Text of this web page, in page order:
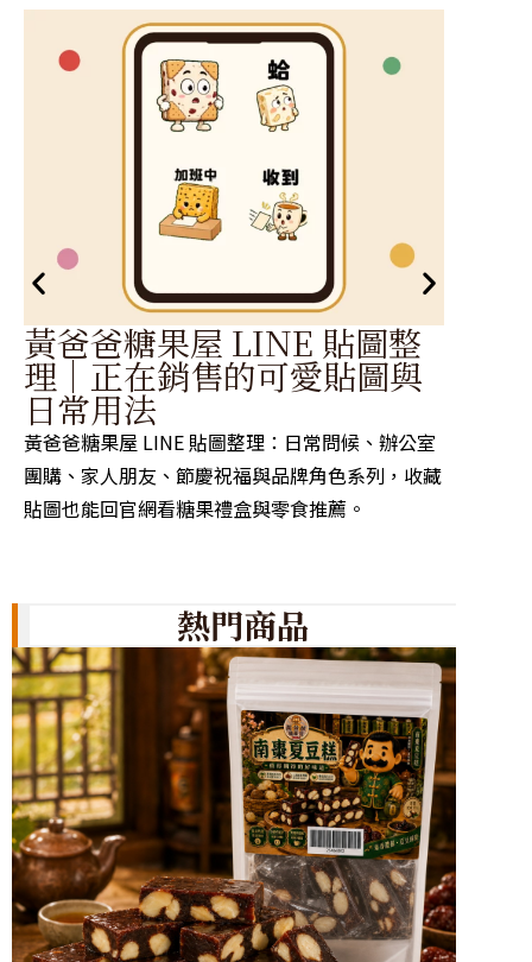
黃爸爸糖果屋 LINE 貼圖整
理｜正在銷售的可愛貼圖與
日常用法
黃爸爸糖果屋 LINE 貼圖整理：日常問候、辦公室
團購、家人朋友、節慶祝福與品牌角色系列，收藏
貼圖也能回官網看糖果禮盒與零食推薦。
熱門商品